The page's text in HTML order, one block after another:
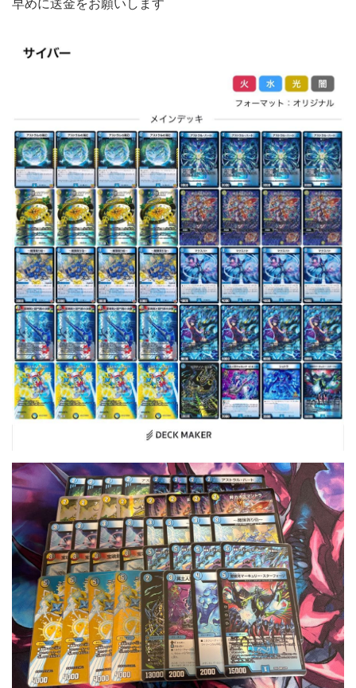
早めに送金をお願いします